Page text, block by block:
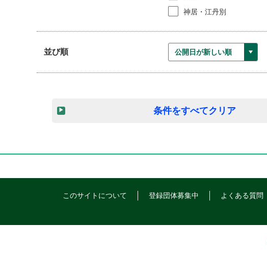
神居・江丹別
並び順
条件をすべてクリア
このサイトについて 登録団体募集中 よくある質問